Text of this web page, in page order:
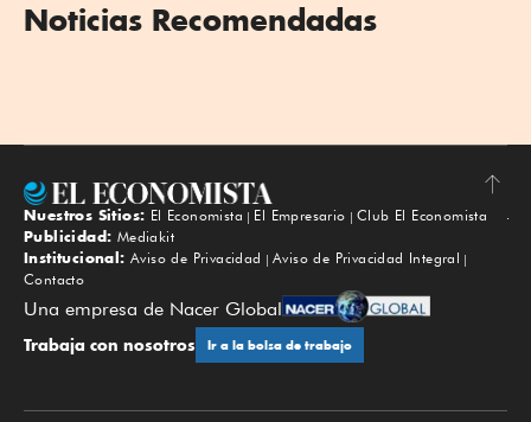
Noticias Recomendadas
Subir
Nuestros Sitios: El Economista El Empresario
Club El Economista
Publicidad: Mediakit
Institucional: Aviso de Privacidad
Aviso de Privacidad Integral
Contacto
Una empresa de Nacer Global
Trabaja con nosotros Ir a la bolsa de trabajo